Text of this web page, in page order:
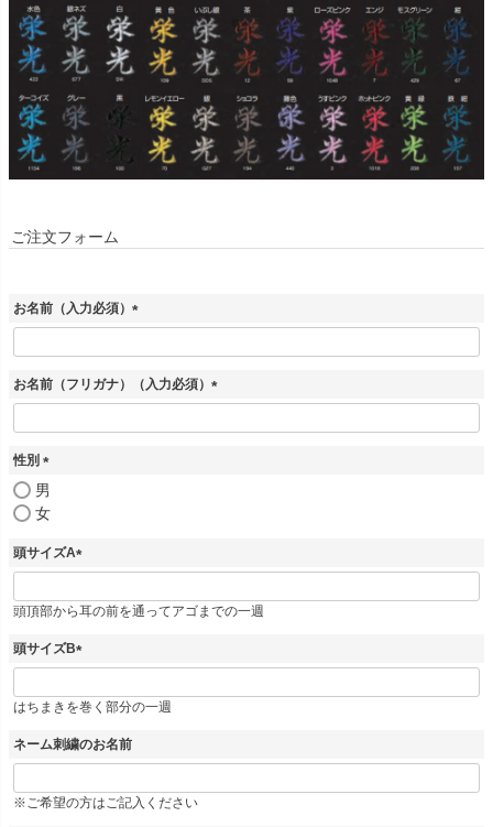
ご注文フォーム
お名前（入力必須）
(
必
お名前（フリガナ）（入力必須）
(
必
性別
(
須
男
女
頭サイズA
(
必
須
頭頂部から耳の前を通ってアゴまでの一週
頭サイズB
(
必
須
はちまきを巻く部分の一週
ネーム刺繍のお名前
※ご希望の方はご記入ください